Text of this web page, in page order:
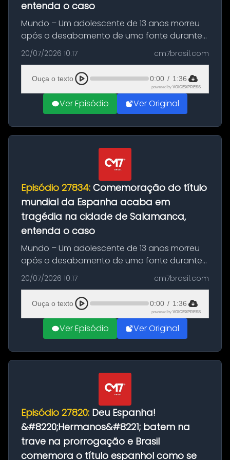
entenda o caso
Mundo – Um adolescente de 13 anos morreu
após o desabamento de uma fonte durante
as comemorações pelo título da Copa do
Mundo conquistado pela Espanha, em
Ciudad Rodrigo, na província de Salamanca,
no...
20/07/2026 10:17 cm7brasil.com
Ouça o texto 0:00 / 1:36
powered by VOICEXPRESS
Ver Episódio Ver Original
Episódio 27834: Comemoração do título
mundial da Espanha acaba em
tragédia na cidade de Salamanca,
entenda o caso
Mundo – Um adolescente de 13 anos morreu
após o desabamento de uma fonte durante
as comemorações pelo título da Copa do
Mundo conquistado pela Espanha, em
Ciudad Rodrigo, na província de Salamanca,
no...
20/07/2026 10:17 cm7brasil.com
Ouça o texto 0:00 / 1:36
powered by VOICEXPRESS
Ver Episódio Ver Original
Episódio 27820: Deu Espanha!
&#8220;Hermanos&#8221; batem na
trave na prorrogação e Brasil
comemora o título espanhol como se